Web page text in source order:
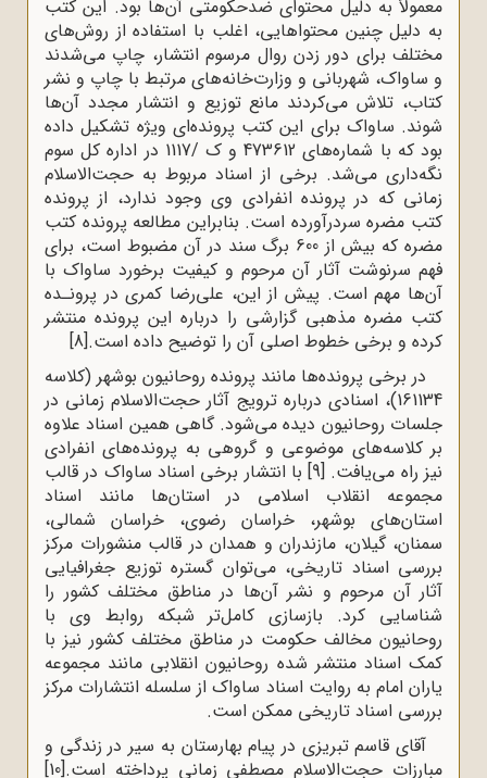
معمولاً به دلیل محتوای ضدحکومتی آن‌ها بود. این کتب
به دلیل چنین محتواهایی، اغلب با استفاده از روش‌های
مختلف برای دور زدن روال مرسوم انتشار، چاپ می‌شدند
و ساواک، شهربانی و وزارت‌خانه‌های مرتبط با چاپ و نشر
کتاب، تلاش می‌کردند مانع توزیع و انتشار مجدد آن‌ها
شوند. ساواک برای این کتب پرونده‌ای ویژه تشکیل داده
بود که با شماره‌های 473612 و ک /1117 در اداره کل سوم
نگه‌داری می‌شد. برخی از اسناد مربوط به حجت‌الاسلام
زمانی که در پرونده انفرادی وی وجود ندارد، از پرونده
کتب مضره سردرآورده است. بنابراین مطالعه پرونده کتب
مضره که بیش از 600 برگ سند در آن مضبوط است، برای
فهم سرنوشت آثار آن مرحوم و کیفیت برخورد ساواک با
آن‌ها مهم است. پیش از این، علی‌رضا کمری در پرونـده‌
کتب مضره مذهبی گزارشی را درباره این پرونده منتشر
کرده و برخی خطوط اصلی آن را توضیح داده است.[8]
در برخی پرونده‌ها مانند پرونده روحانیون بوشهر (کلاسه
161134)، اسنادی درباره ترویج آثار حجت‌الاسلام زمانی در
جلسات روحانیون دیده می‌شود. گاهی همین اسناد علاوه
بر کلاسه‌های موضوعی و گروهی به پرونده‌های انفرادی
نیز راه می‌یافت. [9]
با انتشار برخی اسناد ساواک در قالب
مجموعه انقلاب اسلامی در استان‌ها مانند اسناد
استان‌های بوشهر، خراسان رضوی، خراسان شمالی،
سمنان، گیلان، مازندران و همدان در قالب منشورات مرکز
بررسی اسناد تاریخی، می‌توان گستره توزیع جغرافیایی
آثار آن مرحوم و نشر آن‌ها در مناطق مختلف کشور را
شناسایی کرد. بازسازی کامل‌تر شبکه روابط وی با
روحانیون مخالف حکومت در مناطق مختلف کشور نیز با
کمک اسناد منتشر شده روحانیون انقلابی مانند مجموعه
یاران امام به روایت اسناد ساواک از سلسله انتشارات مرکز
بررسی اسناد تاریخی ممکن است.
آقای قاسم تبریزی در پیام بهارستان به سیر در زندگی و
مبارزات حجت‌الاسلام مصطفی زمانی پرداخته است.[10]